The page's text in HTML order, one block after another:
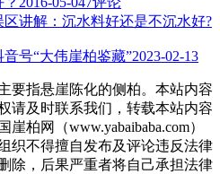
区讲解：沉水料好还是不沉水好?
号“大伟崖柏鉴藏”2023-02-13
要指悬崖陈化的侧柏。本站内容
请及时联系我们，转载本站内容
柏网（www.yabaibaba.com）
织不得擅自发布及评论违反法律
除，后果严重者将自己承担法律